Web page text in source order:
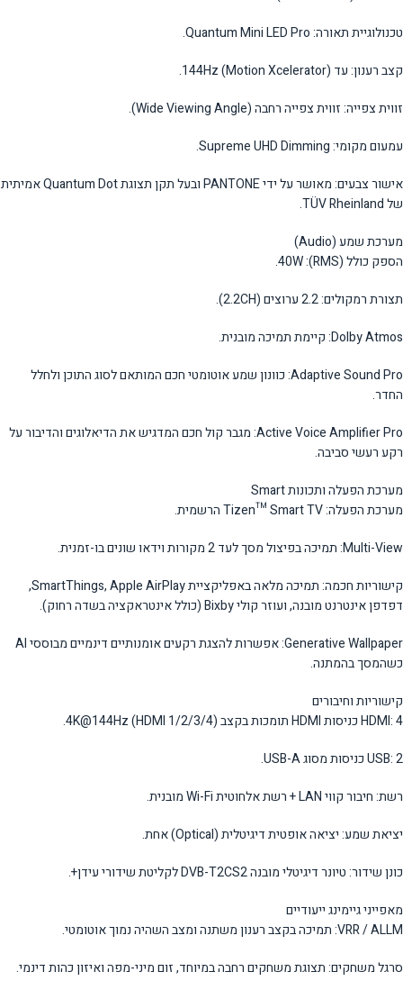
טכנולוגיית תאורה: Quantum Mini LED Pro.
קצב רענון: עד 144Hz (Motion Xcelerator).
זווית צפייה: זווית צפייה רחבה (Wide Viewing Angle).
עמעום מקומי: Supreme UHD Dimming.
אישור צבעים: מאושר על ידי PANTONE ובעל תקן תצוגת Quantum Dot אמיתית
של TÜV Rheinland.
מערכת שמע (Audio)
הספק כולל (RMS): 40W.
תצורת רמקולים: 2.2 ערוצים (2.2CH).
Dolby Atmos: קיימת תמיכה מובנית.
Adaptive Sound Pro: כוונון שמע אוטומטי חכם המותאם לסוג התוכן ולחלל
החדר.
Active Voice Amplifier Pro: מגבר קול חכם המדגיש את הדיאלוגים והדיבור על
רקע רעשי סביבה.
מערכת הפעלה ותכונות Smart
מערכת הפעלה: Tizen™ Smart TV הרשמית.
Multi-View: תמיכה בפיצול מסך לעד 2 מקורות וידאו שונים בו-זמנית.
קישוריות חכמה: תמיכה מלאה באפליקציית SmartThings, Apple AirPlay,
דפדפן אינטרנט מובנה, ועוזר קולי Bixby (כולל אינטראקציה בשדה רחוק).
Generative Wallpaper: אפשרות להצגת רקעים אומנותיים דינמיים מבוססי AI
כשהמסך בהמתנה.
קישוריות וחיבורים
HDMI: 4 כניסות HDMI תומכות בקצב 4K@144Hz (HDMI 1/2/3/4).
USB: 2 כניסות מסוג USB-A.
רשת: חיבור קווי LAN + רשת אלחוטית Wi-Fi מובנית.
יציאת שמע: יציאה אופטית דיגיטלית (Optical) אחת.
כונן שידור: טיונר דיגיטלי מובנה DVB-T2CS2 לקליטת שידורי עידן+.
מאפייני גיימינג ייעודיים
VRR / ALLM: תמיכה בקצב רענון משתנה ומצב השהיה נמוך אוטומטי.
סרגל משחקים: תצוגת משחקים רחבה במיוחד, זום מיני-מפה ואיזון כהות דינמי.